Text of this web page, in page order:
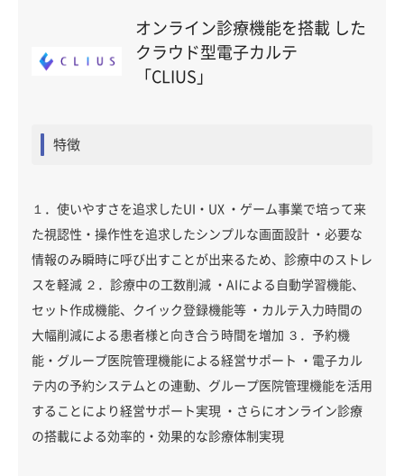
オンライン診療機能を搭載 した
クラウド型電子カルテ
「CLIUS」
特徴
１．使いやすさを追求したUI・UX ・ゲーム事業で培って来
た視認性・操作性を追求したシンプルな画面設計 ・必要な
情報のみ瞬時に呼び出すことが出来るため、診療中のストレ
スを軽減 ２．診療中の工数削減 ・AIによる自動学習機能、
セット作成機能、クイック登録機能等 ・カルテ入力時間の
大幅削減による患者様と向き合う時間を増加 ３．予約機
能・グループ医院管理機能による経営サポート ・電子カル
テ内の予約システムとの連動、グループ医院管理機能を活用
することにより経営サポート実現 ・さらにオンライン診療
の搭載による効率的・効果的な診療体制実現